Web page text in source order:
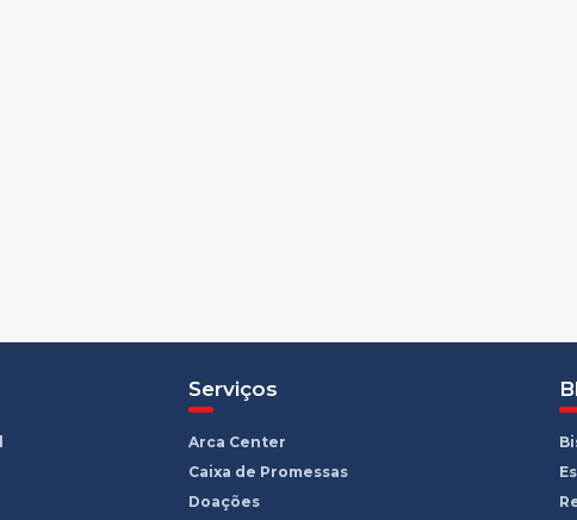
Serviços
Arca Center
Caixa de Promessas
Doações